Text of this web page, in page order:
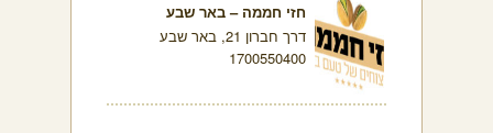
חזי חממה – באר שבע
דרך חברון 21, באר שבע
1700550400